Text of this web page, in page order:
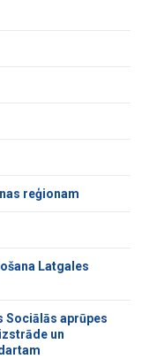
reģionam
Latgales
Sociālās aprūpes
un